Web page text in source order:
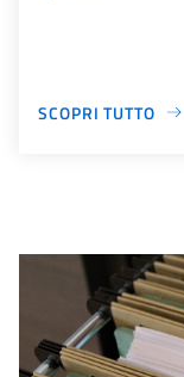
SCOPRI TUTTO